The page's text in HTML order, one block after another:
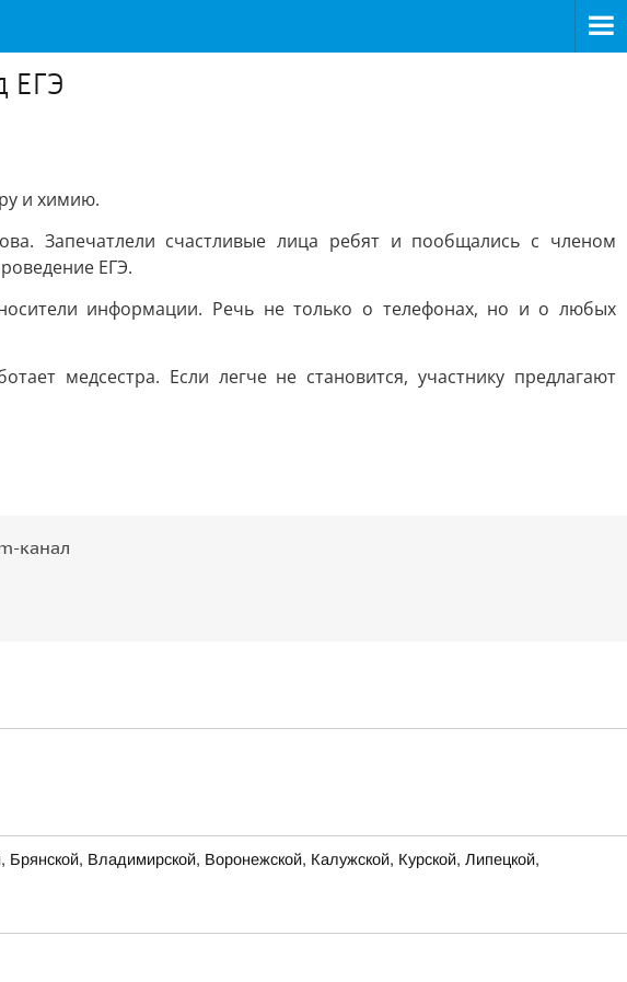
ЕГЭ
и химию.
Запечатлели счастливые лица ребят и пообщались с членом
ЕГЭ.
информации. Речь не только о телефонах, но и о любых
медсестра. Если легче не становится, участнику предлагают
канал
Владимирской, Воронежской, Калужской, Курской, Липецкой,